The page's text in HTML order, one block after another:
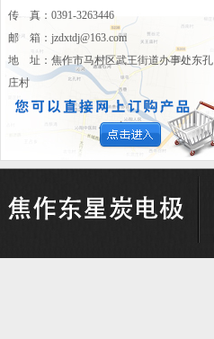
传 真：0391-3263446
邮 箱： jzdxtdj@163.com
地 址：焦作市马村区武王街道办事处东孔
庄村